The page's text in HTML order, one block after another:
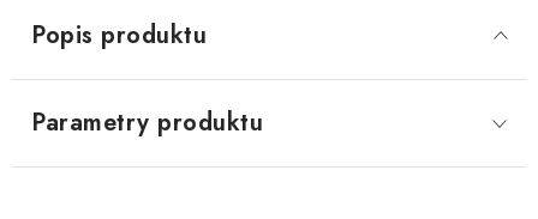
Popis produktu
Parametry produktu